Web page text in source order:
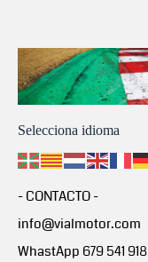
Selecciona idioma
- CONTACTO -
info@vialmotor.com
WhastApp 679 541 918